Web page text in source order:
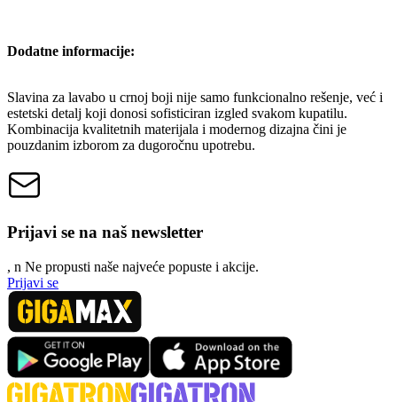
Dodatne informacije:
Slavina za lavabo u crnoj boji nije samo funkcionalno rešenje, već i
estetski detalj koji donosi sofisticiran izgled svakom kupatilu.
Kombinacija kvalitetnih materijala i modernog dizajna čini je
pouzdanim izborom za dugoročnu upotrebu.
Prijavi se na naš newsletter
, n Ne propusti naše najveće popuste i akcije.
Prijavi se